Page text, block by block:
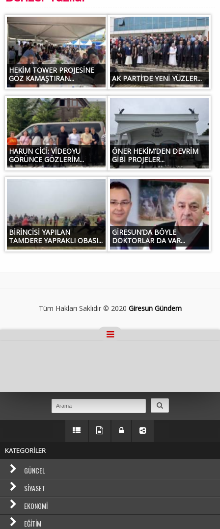
HEKİM TOWER PROJESİNE
GÖZ KAMAŞTIRAN...
AK PARTİ’DE YENİ YÜZLER...
HARUN CİCİ: VİDEOYU
GÖRÜNCE GÖZLERİM...
ÖNER HEKİM’DEN DEVRİM
GİBİ PROJELER...
BİRİNCİSİ YAPILAN
TAMDERE YAPRAKLI OBASI...
GİRESUN’DA BÖYLE
DOKTORLAR DA VAR...
Tüm Hakları Saklıdır © 2020 Giresun Gündem
KATEGORİLER
GÜNCEL
SIYASET
EKONOMI
EĞITIM